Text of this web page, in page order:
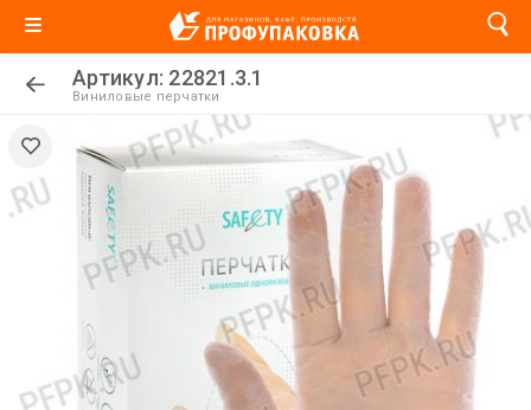
Артикул: 22821.3.1
Виниловые перчатки